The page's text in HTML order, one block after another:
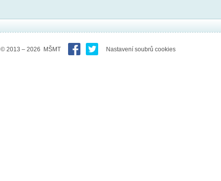
© 2013 – 2026 MŠMT Nastavení soubrů cookies